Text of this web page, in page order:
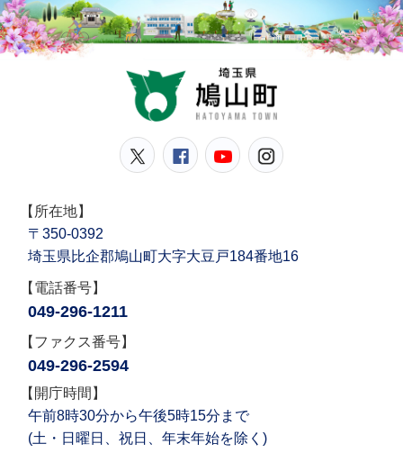
鳩山町公式Twitter
鳩山町公式Facebook
鳩山町公式
【所在地】
〒350-0392
埼玉県比企郡鳩山町大字大豆戸184番地16
【電話番号】
049-296-1211
【ファクス番号】
049-296-2594
【開庁時間】
午前8時30分から午後5時15分まで
(土・日曜日、祝日、年末年始を除く)